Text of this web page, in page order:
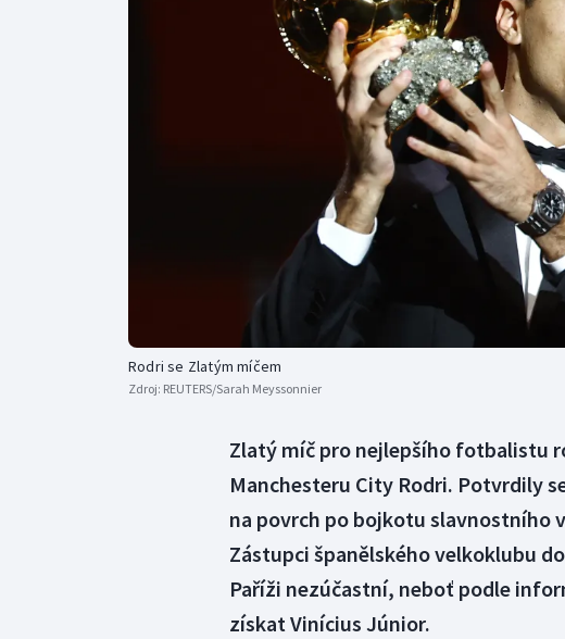
Curling
Dostihy
Florbal
Futsal
Golf
Gymnastika
Rodri se Zlatým míčem
Zdroj: REUTERS/Sarah Meyssonnier
Zlatý míč pro nejlepšího fotbalistu
Manchesteru City Rodri. Potvrdily
na povrch po bojkotu slavnostního
Zástupci španělského velkoklubu
Paříži nezúčastní, neboť podle
získat Vinícius Júnior.